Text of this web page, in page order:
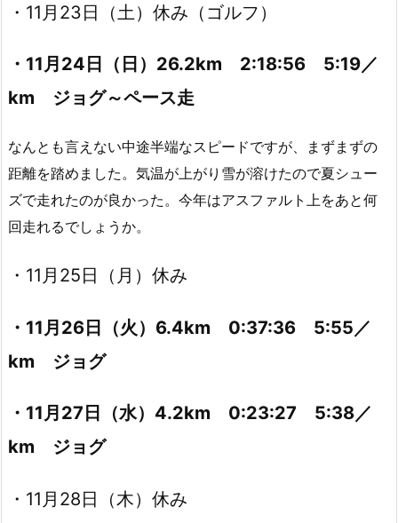
・11月23日（土）休み（ゴルフ）
・11月24日（日）26.2km 2:18:56 5:19／
km ジョグ～ペース走
なんとも言えない中途半端なスピードですが、まずまずの
距離を踏めました。気温が上がり雪が溶けたので夏シュー
ズで走れたのが良かった。今年はアスファルト上をあと何
回走れるでしょうか。
・11月25日（月）休み
・11月26日（火）6.4km 0:37:36 5:55／
km ジョグ
・11月27日（水）4.2km 0:23:27 5:38／
km ジョグ
・11月28日（木）休み